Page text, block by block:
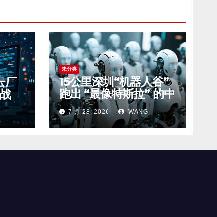
厂
未分类
15公里深圳“机器人谷”
跑出 “最像特斯拉” 的中
国具身智能玩家
7 月 28, 2026 WANG